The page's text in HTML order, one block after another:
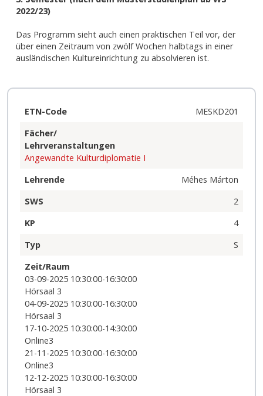
2022/23)
Das Programm sieht auch einen praktischen Teil vor, der
über einen Zeitraum von zwölf Wochen halbtags in einer
ausländischen Kultureinrichtung zu absolvieren ist.
ETN-Code
MESKD201
Fächer/
Lehrveranstaltungen
Angewandte Kulturdiplomatie I
Lehrende
Méhes Márton
SWS
2
KP
4
Typ
S
Zeit/Raum
03-09-2025 10:30:00-16:30:00
Hörsaal 3
04-09-2025 10:30:00-16:30:00
Hörsaal 3
17-10-2025 10:30:00-14:30:00
Online3
21-11-2025 10:30:00-16:30:00
Online3
12-12-2025 10:30:00-16:30:00
Hörsaal 3